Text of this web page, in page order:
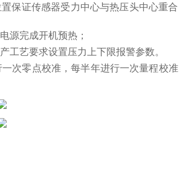
保证传感器受力中心与热压头中心重合
源完成开机预热；
工艺要求设置压力上下限报警参数。
次零点校准，每半年进行一次量程校